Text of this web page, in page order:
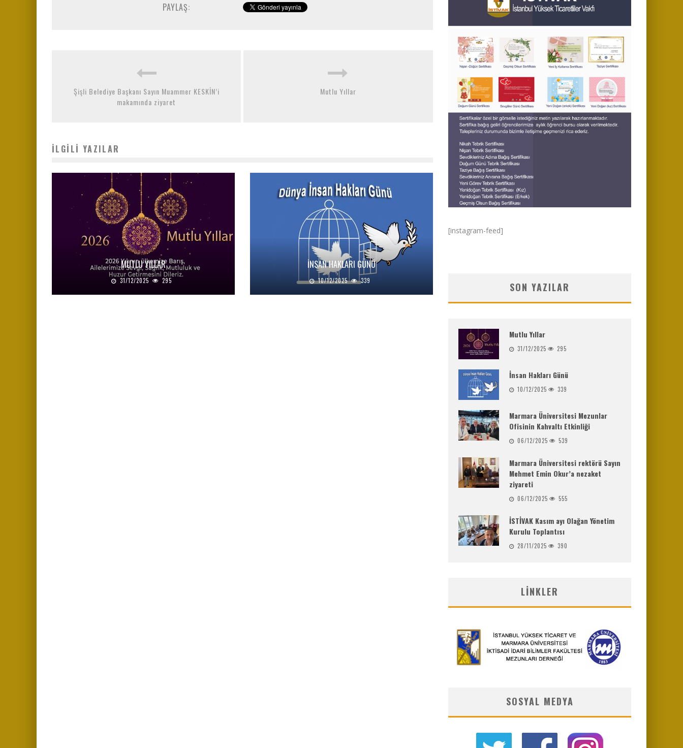
PAYLAŞ:
Şişli Belediye Başkanı Sayın Muammer KESKİN’i
makamında ziyaret
Mutlu Yıllar
İLGILI YAZILAR
MUTLU YILLAR
31/12/2025 295
İNSAN HAKLARI GÜNÜ
10/12/2025 339
[instagram-feed]
SON YAZILAR
Mutlu Yıllar
31/12/2025 295
İnsan Hakları Günü
10/12/2025 339
Marmara Üniversitesi Mezunlar
Ofisinin Kahvaltı Etkinliği
06/12/2025 539
Marmara Üniversitesi rektörü Sayın
Mehmet Emin Okur’a nezaket
ziyareti
06/12/2025 555
İSTİVAK Kasım ayı Olağan Yönetim
Kurulu Toplantısı
28/11/2025 390
LINKLER
SOSYAL MEDYA